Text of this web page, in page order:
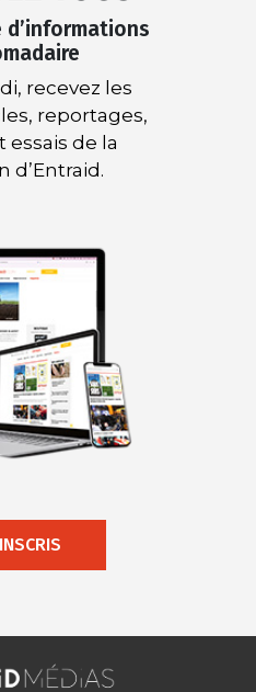
recevez les
reportages,
essais de la
d’Entraid.